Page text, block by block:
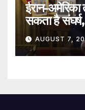
ईरान-
सकता है
AUGUST 7,